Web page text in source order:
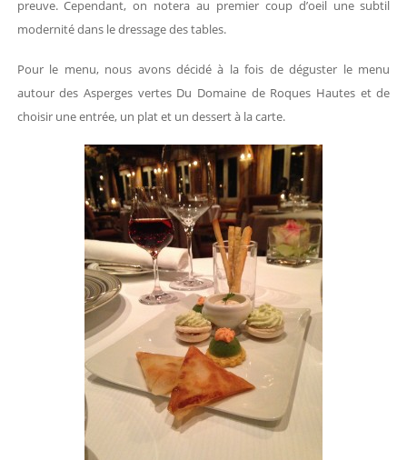
preuve. Cependant, on notera au premier coup d’oeil une subtil
modernité dans le dressage des tables.
Pour le menu, nous avons décidé à la fois de déguster le menu
autour des Asperges vertes Du Domaine de Roques Hautes et de
choisir une entrée, un plat et un dessert à la carte.